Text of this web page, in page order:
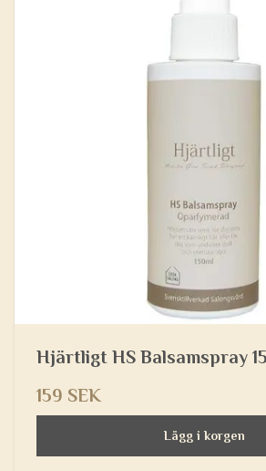
Hjärtligt HS Balsamspray
159 SEK
Lägg i korgen